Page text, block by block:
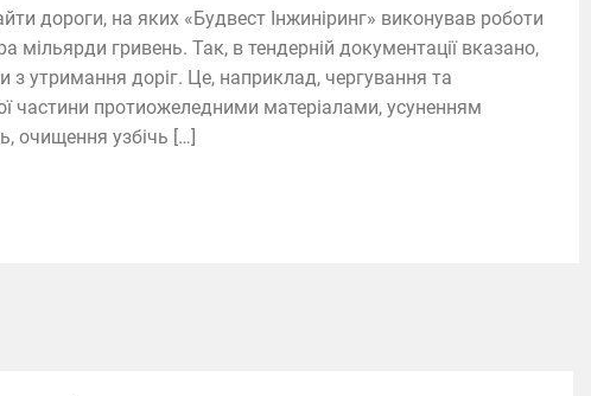
дороги, на яких «Будвест Інжиніринг» виконував роботи
мільярди гривень. Так, в тендерній документації вказано,
утримання доріг. Це, наприклад, чергування та
частини протиожеледними матеріалами, усуненням
очищення узбічь […]